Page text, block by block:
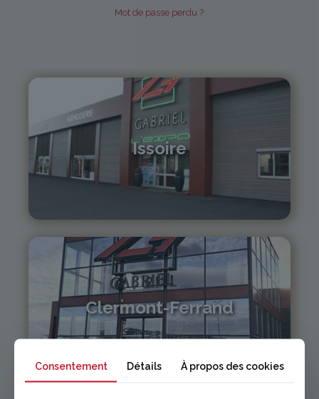
Mot de passe perdu ?
Issoire
04 73 55 06 09
Clermont-Ferrand
lexpo@gabriel-sa.fr
Consentement Détails À propos des cookies